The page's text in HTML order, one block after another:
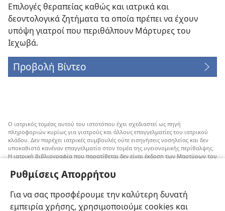
Ρυθμίσεις Απορρήτου
Για να σας προσφέρουμε την καλύτερη δυνατή
εμπειρία χρήσης, χρησιμοποιούμε cookies και
Επιλογές θεραπείας καθώς και ιατρικά και
δεοντολογικά ζητήματα τα οποία πρέπει να έχουν
υπόψη γιατροί που περιθάλπουν Μάρτυρες του
Ιεχωβά.
Προβολή Βίντεο
Ο ιατρικός τομέας αυτού του ιστοτόπου έχει σχεδιαστεί ως πηγή
πληροφοριών κυρίως για γιατρούς και άλλους επαγγελματίες του ιατρικού
κλάδου. Δεν παρέχει ιατρικές συμβουλές ούτε εισηγήσεις νοσηλείας και δεν
υποκαθιστά κανέναν επαγγελματία στον τομέα της υγειονομικής περίθαλψης.
Η ιατρική βιβλιογραφία που παρατίθεται δεν είναι έκδοση των Μαρτύρων του
μπορούν να ληφθούν υπόψη. Αποτελεί ευθύνη του κάθε επαγγελματία στον
τομέα της υγειονομικής περίθαλψης να είναι ενήμερος για τυχόν νέες
παίρνει αποφάσεις που συμφωνούν με την ιατρική του κατάσταση, τις
επιθυμίες του, τις αξίες του και τις πεποιθήσεις του. Δεν είναι όλες οι μέθοδοι